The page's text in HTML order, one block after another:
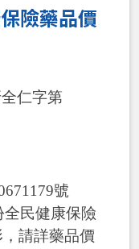
險藥品價
仁字第
號
全民健康保險
請詳藥品價